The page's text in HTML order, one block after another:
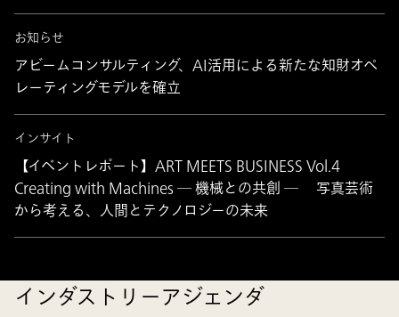
お知らせ
アビームコンサルティング、AI活用による新たな知財オペ
レーティングモデルを確立
インサイト
【イベントレポート】ART MEETS BUSINESS Vol.4
Creating with Machines ― 機械との共創 ― 写真芸術
から考える、人間とテクノロジーの未来
インダストリーアジェンダ